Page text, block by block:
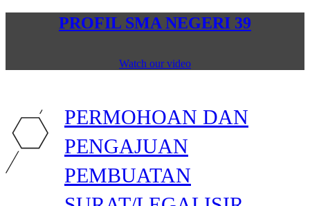
PROFIL SMA NEGERI 39
Watch our video
PERMOHOAN DAN
PENGAJUAN
PEMBUATAN